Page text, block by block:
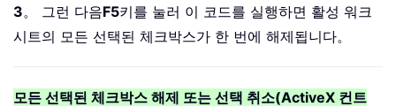
3。 그런 다음F5키를 눌러 이 코드를 실행하면 활성 워크
시트의 모든 선택된 체크박스가 한 번에 해제됩니다。
모든 선택된 체크박스 해제 또는 선택 취소(ActiveX 컨트